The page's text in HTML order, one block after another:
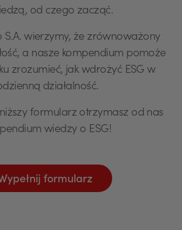
od czego zacząć.
S.A. wierzymy, że zrównoważony
a nasze kompendium pomoże
zrozumieć, jak wdrożyć ESG w
działalność.
formularz otrzymasz od nas
wiedzy o ESG!
formularz